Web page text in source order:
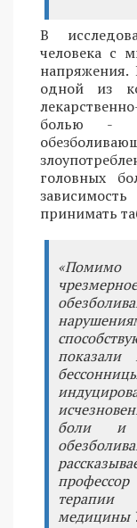
В
человека с
одной из
болью -
головных
принимать
«Помимо
показали
боли и
терапии
медицины